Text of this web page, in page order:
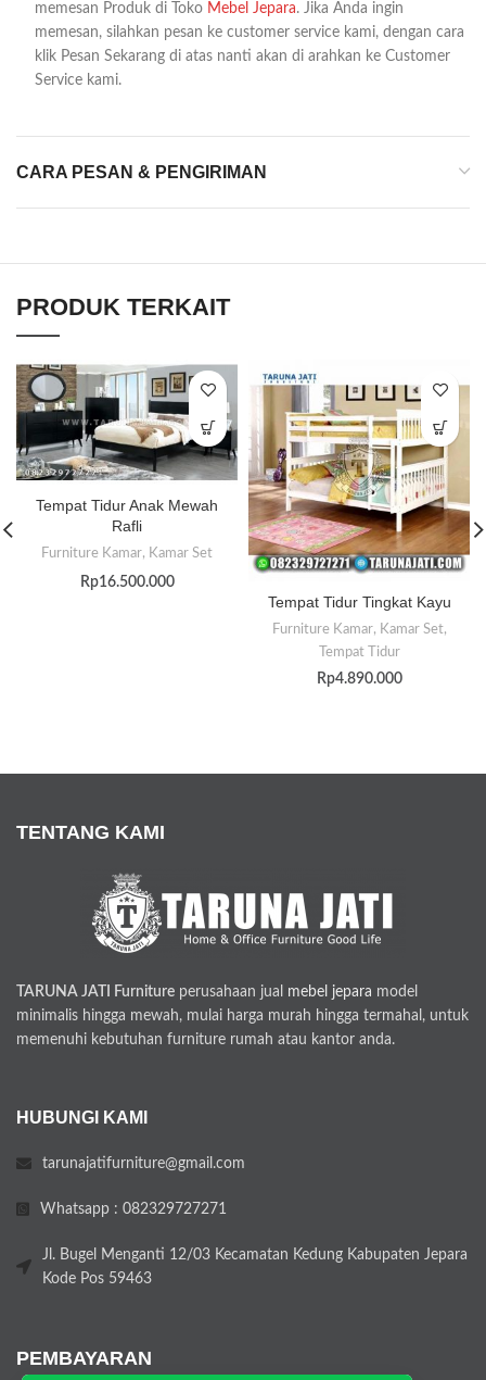
memesan Produk di Toko Mebel Jepara. Jika Anda ingin
memesan, silahkan pesan ke customer service kami, dengan cara
klik Pesan Sekarang di atas nanti akan di arahkan ke Customer
Service kami.
CARA PESAN & PENGIRIMAN
PRODUK TERKAIT
Tempat Tidur Anak Mewah
Rafli
Furniture Kamar, Kamar Set
Rp16.500.000
Tempat Tidur Tingkat Kayu
Furniture Kamar, Kamar Set,
Tempat Tidur
Rp4.890.000
TENTANG KAMI
TARUNA JATI Furniture perusahaan jual mebel jepara model
minimalis hingga mewah, mulai harga murah hingga termahal, untuk
memenuhi kebutuhan furniture rumah atau kantor anda.
HUBUNGI KAMI
tarunajatifurniture@gmail.com
Whatsapp : 082329727271
Jl. Bugel Menganti 12/03 Kecamatan Kedung Kabupaten Jepara
Kode Pos 59463
PEMBAYARAN